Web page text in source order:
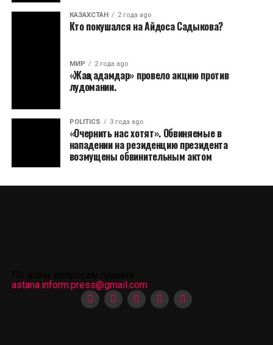
КАЗАХСТАН 2 года ago
Кто покушался на Айдоса Садыкова?
МИР 2 года ago
«Жаңа адамдар» провело акцию против
лудомании.
POLITICS 3 года ago
«Очернить нас хотят». Обвиняемые в
нападении на резиденцию президента
возмущены обвинительным актом
astana.inform.press@gmail.com